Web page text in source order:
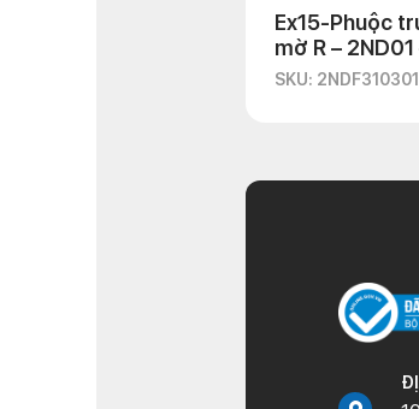
Ex15-Phuộc
mờ R – 2ND01
SKU: